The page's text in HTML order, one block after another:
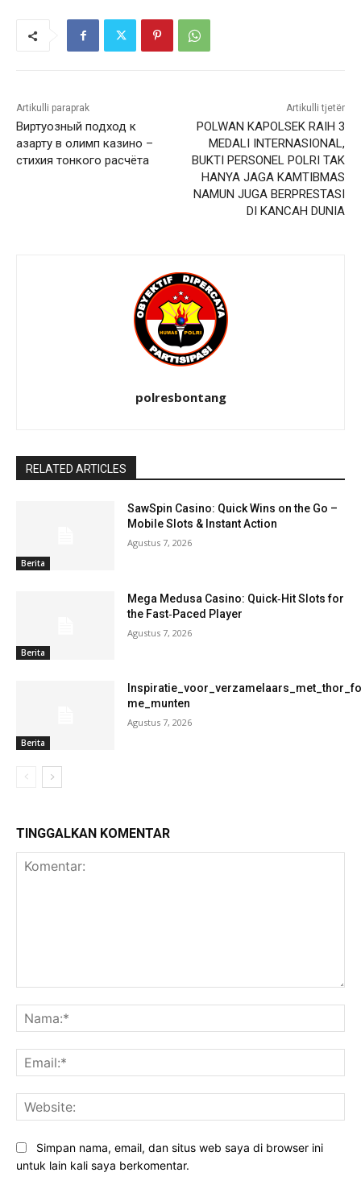
Artikulli paraprak
Виртуозный подход к
азарту в олимп казино –
стихия тонкого расчёта
Artikulli tjetër
POLWAN KAPOLSEK RAIH 3
MEDALI INTERNASIONAL,
BUKTI PERSONEL POLRI TAK
HANYA JAGA KAMTIBMAS
NAMUN JUGA BERPRESTASI
DI KANCAH DUNIA
polresbontang
RELATED ARTICLES
Berita
SawSpin Casino: Quick Wins on the Go –
Mobile Slots & Instant Action
Agustus 7, 2026
Berita
Mega Medusa Casino: Quick‑Hit Slots for
the Fast‑Paced Player
Agustus 7, 2026
Berita
me_munten
Agustus 7, 2026
TINGGALKAN KOMENTAR
Simpan nama, email, dan situs web saya di browser ini
untuk lain kali saya berkomentar.